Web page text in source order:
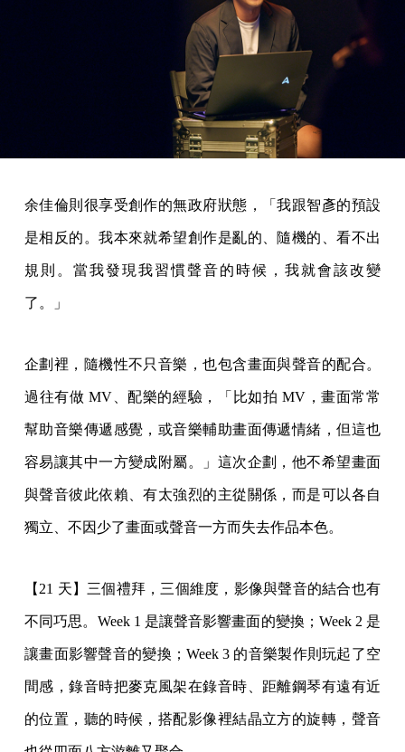
余佳倫則很享受創作的無政府狀態，「我跟智彥的預設
是相反的。我本來就希望創作是亂的、隨機的、看不出
規則。當我發現我習慣聲音的時候，我就會該改變
了。」
企劃裡，隨機性不只音樂，也包含畫面與聲音的配合。
過往有做 MV、配樂的經驗，「比如拍 MV，畫面常常
幫助音樂傳遞感覺，或音樂輔助畫面傳遞情緒，但這也
容易讓其中一方變成附屬。」這次企劃，他不希望畫面
與聲音彼此依賴、有太強烈的主從關係，而是可以各自
獨立、不因少了畫面或聲音一方而失去作品本色。
【21 天】三個禮拜，三個維度，影像與聲音的結合也有
不同巧思。Week 1 是讓聲音影響畫面的變換；Week 2 是
讓畫面影響聲音的變換；Week 3 的音樂製作則玩起了空
間感，錄音時把麥克風架在錄音時、距離鋼琴有遠有近
的位置，聽的時候，搭配影像裡結晶立方的旋轉，聲音